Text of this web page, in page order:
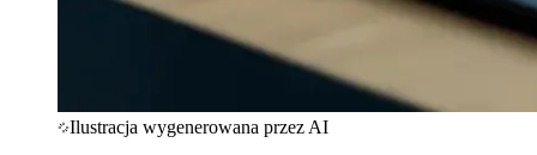
Ilustracja wygenerowana przez AI